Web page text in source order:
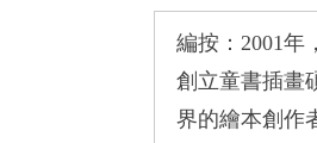
編按： 2001年
創立童書插畫
界的繪本創作